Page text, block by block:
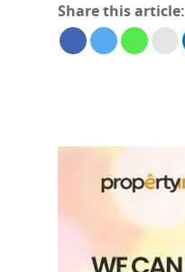
Share this article: